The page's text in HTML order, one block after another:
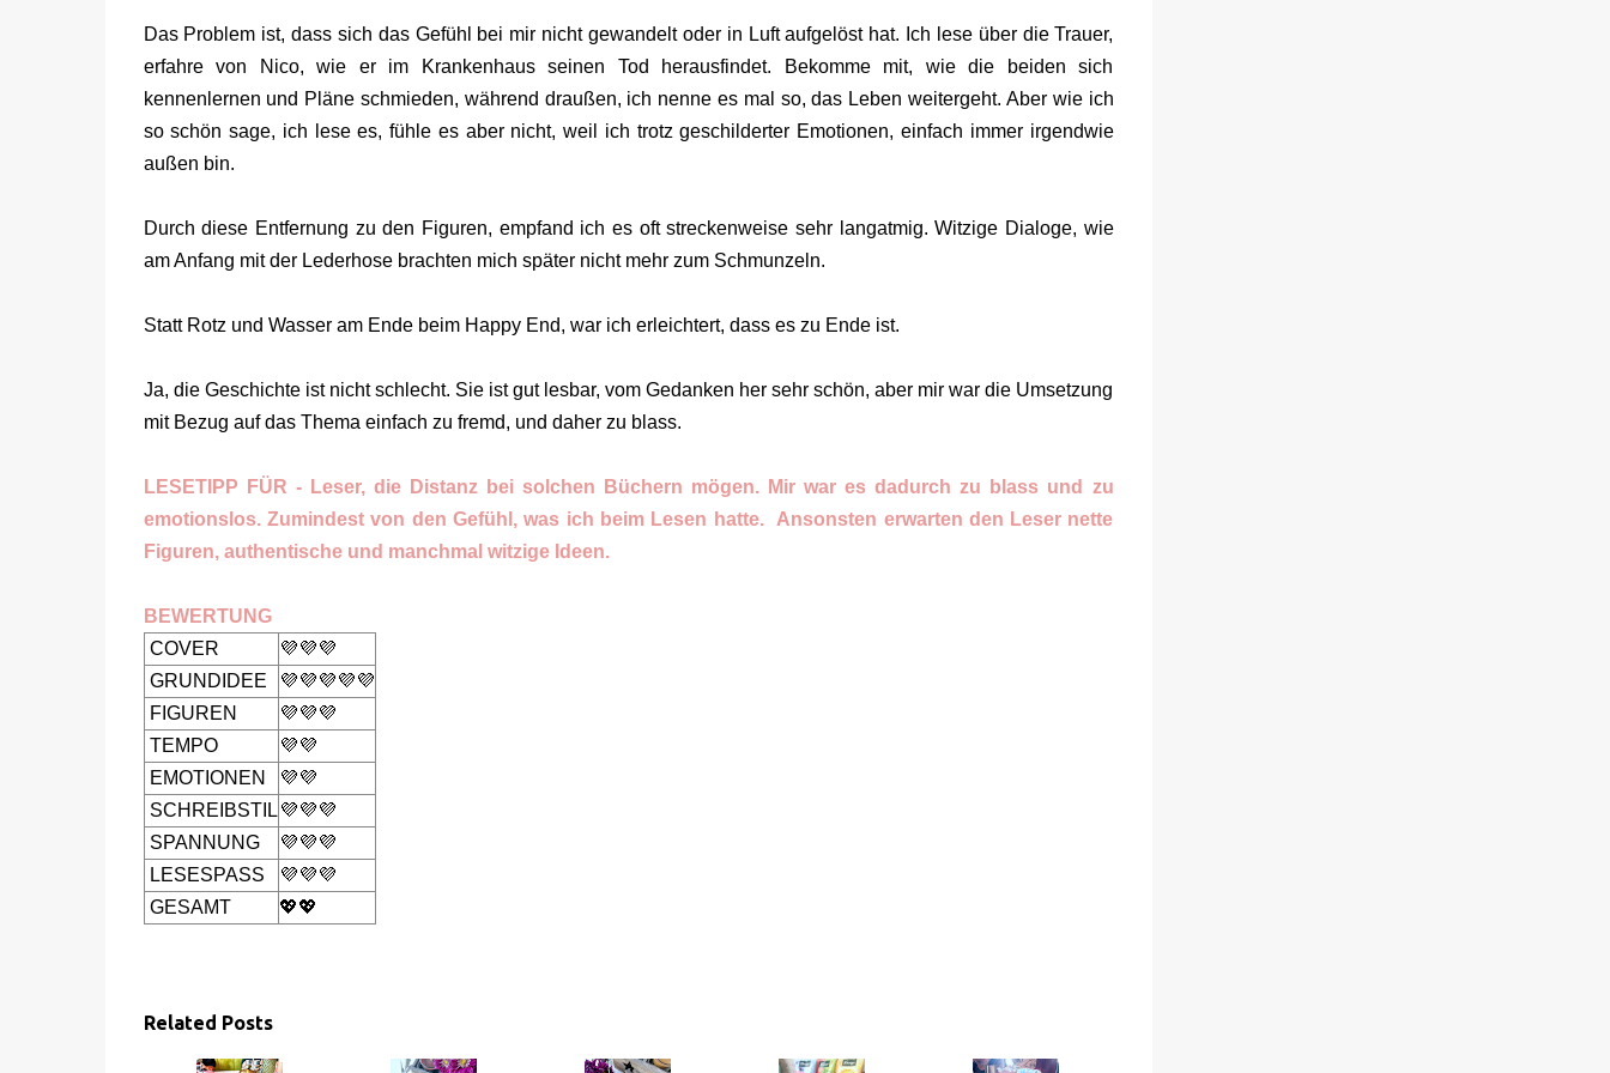
Das Problem ist, dass sich das Gefühl bei mir nicht gewandelt oder in Luft aufgelöst hat. Ich lese über die Trauer,
erfahre von Nico, wie er im Krankenhaus seinen Tod herausfindet. Bekomme mit, wie die beiden sich
kennenlernen und Pläne schmieden, während draußen, ich nenne es mal so, das Leben weitergeht. Aber wie ich
so schön sage, ich lese es, fühle es aber nicht, weil ich trotz geschilderter Emotionen, einfach immer irgendwie
außen bin.
Durch diese Entfernung zu den Figuren, empfand ich es oft streckenweise sehr langatmig. Witzige Dialoge, wie
am Anfang mit der Lederhose brachten mich später nicht mehr zum Schmunzeln.
Statt Rotz und Wasser am Ende beim Happy End, war ich erleichtert, dass es zu Ende ist.
Ja, die Geschichte ist nicht schlecht. Sie ist gut lesbar, vom Gedanken her sehr schön, aber mir war die Umsetzung
mit Bezug auf das Thema einfach zu fremd, und daher zu blass.
LESETIPP FÜR - Leser, die Distanz bei solchen Büchern mögen. Mir war es dadurch zu blass und zu
emotionslos. Zumindest von den Gefühl, was ich beim Lesen hatte. Ansonsten erwarten den Leser nette
Figuren, authentische und manchmal witzige Ideen.
BEWERTUNG
COVER
💜💜💜
GRUNDIDEE
💜💜💜💜💜
FIGUREN
💜💜💜
TEMPO
💜💜
EMOTIONEN
💜💜
SCHREIBSTIL 💜💜💜
SPANNUNG
💜💜💜
LESESPASS
💜💜💜
GESAMT
💖💖
Related Posts